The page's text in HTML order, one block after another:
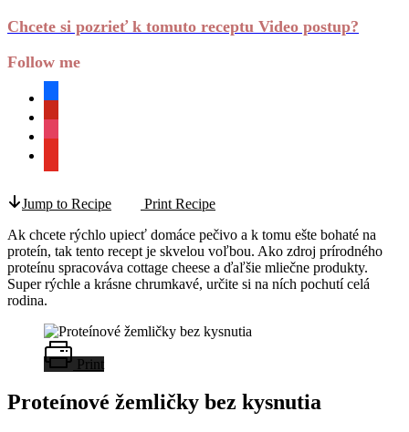
Chcete si pozrieť k tomuto receptu Video postup?
Follow me
Jump to Recipe
Print Recipe
Ak chcete rýchlo upiecť domáce pečivo a k tomu ešte bohaté na
proteín, tak tento recept je skvelou voľbou. Ako zdroj prírodného
proteínu spracováva cottage cheese a ďaľšie mliečne produkty.
Super rýchle a krásne chrumkavé, určite si na ních pochutí celá
rodina.
Print
Proteínové žemličky bez kysnutia